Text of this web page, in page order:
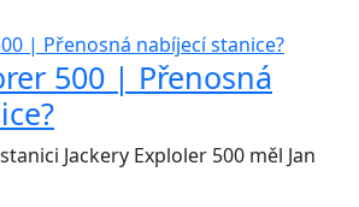
500 | Přenosná
Jackery Exploler 500 měl Jan